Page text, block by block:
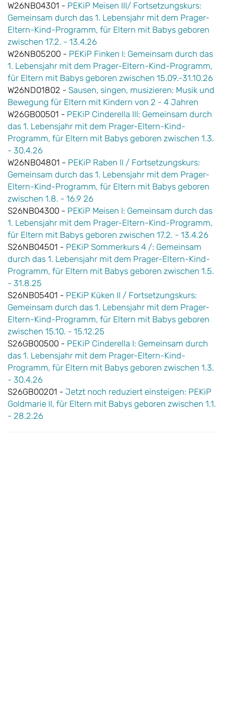
W26NB04301 - PEKiP Meisen III/ Fortsetzungskurs:
Gemeinsam durch das 1. Lebensjahr mit dem Prager-
Eltern-Kind-Programm, für Eltern mit Babys geboren
zwischen 17.2. - 13.4.26
W26NB05200 - PEKiP Finken I: Gemeinsam durch das
1. Lebensjahr mit dem Prager-Eltern-Kind-Programm,
für Eltern mit Babys geboren zwischen 15.09.-31.10.26
W26ND01802 - Sausen, singen, musizieren: Musik und
Bewegung für Eltern mit Kindern von 2 - 4 Jahren
W26GB00501 - PEKiP Cinderella III: Gemeinsam durch
das 1. Lebensjahr mit dem Prager-Eltern-Kind-
Programm, für Eltern mit Babys geboren zwischen 1.3.
- 30.4.26
W26NB04801 - PEKiP Raben II / Fortsetzungskurs:
Gemeinsam durch das 1. Lebensjahr mit dem Prager-
Eltern-Kind-Programm, für Eltern mit Babys geboren
zwischen 1.8. - 16.9 26
S26NB04300 - PEKiP Meisen I: Gemeinsam durch das
1. Lebensjahr mit dem Prager-Eltern-Kind-Programm,
für Eltern mit Babys geboren zwischen 17.2. - 13.4.26
S26NB04501 - PEKiP Sommerkurs 4 /: Gemeinsam
durch das 1. Lebensjahr mit dem Prager-Eltern-Kind-
Programm, für Eltern mit Babys geboren zwischen 1.5.
- 31.8.25
S26NB05401 - PEKiP Küken II / Fortsetzungskurs:
Gemeinsam durch das 1. Lebensjahr mit dem Prager-
Eltern-Kind-Programm, für Eltern mit Babys geboren
zwischen 15.10. - 15.12.25
S26GB00500 - PEKiP Cinderella I: Gemeinsam durch
das 1. Lebensjahr mit dem Prager-Eltern-Kind-
Programm, für Eltern mit Babys geboren zwischen 1.3.
- 30.4.26
S26GB00201 - Jetzt noch reduziert einsteigen: PEKiP
Goldmarie II, für Eltern mit Babys geboren zwischen 1.1.
- 28.2.26